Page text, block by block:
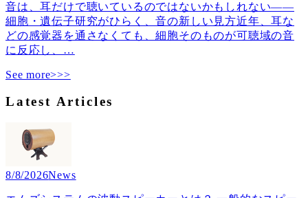
音は、耳だけで聴いているのではないかもしれない――
細胞・遺伝子研究がひらく、音の新しい見方近年、耳な
どの感覚器を通さなくても、細胞そのものが可聴域の音
に反応し、 …
See more>>>
Latest Articles
8/8/2026News